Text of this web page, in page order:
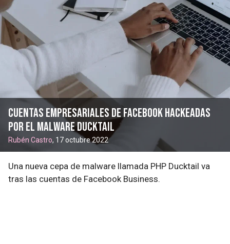
Cuentas empresariales de Facebook hackeadas
por el malware Ducktail
Rubén Castro, 17 octubre 2022
Una nueva cepa de malware llamada PHP Ducktail va
tras las cuentas de Facebook Business.